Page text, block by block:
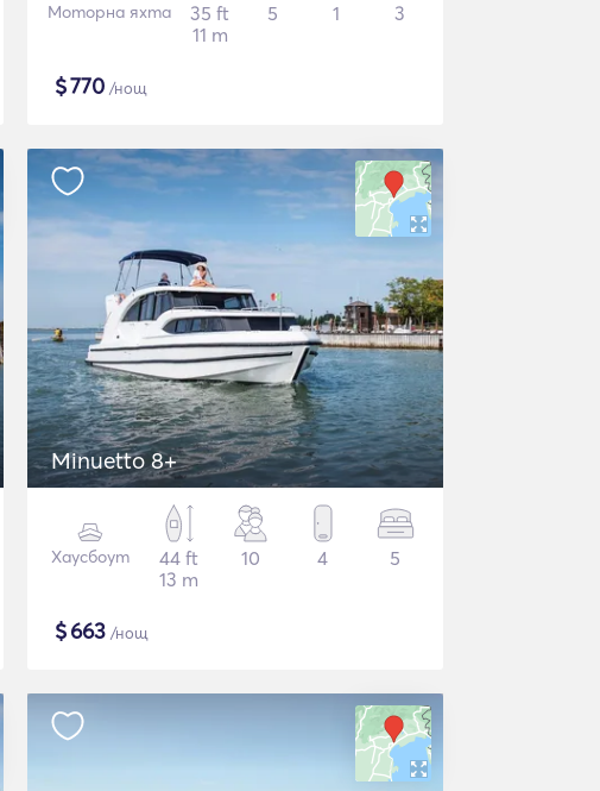
Моторна яхта
35 ft
11 m
5 1 3
$770 /нощ
Minuetto 8+
Хаусбоут
44 ft
13 m
10 4 5
$663 /нощ